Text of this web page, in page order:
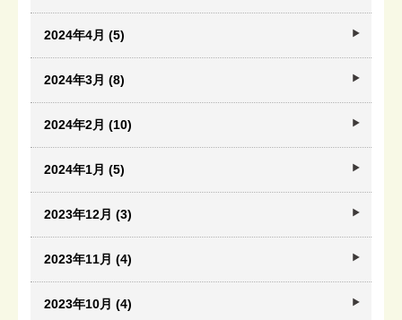
2024年4月 (5)
2024年3月 (8)
2024年2月 (10)
2024年1月 (5)
2023年12月 (3)
2023年11月 (4)
2023年10月 (4)